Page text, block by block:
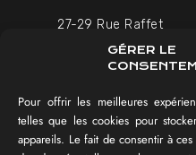
GÉRER LE
Pour offrir les meilleures
telles que les cookies pour
appareils. Le fait de consentir à
27-29 Rue Raffet
75016 PARIS
NAVIGATION